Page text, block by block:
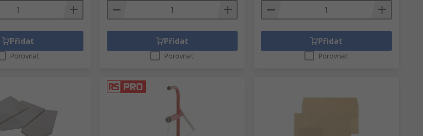
Přidat
Porovnat
Přidat
Porovnat
Přidat
Porovnat